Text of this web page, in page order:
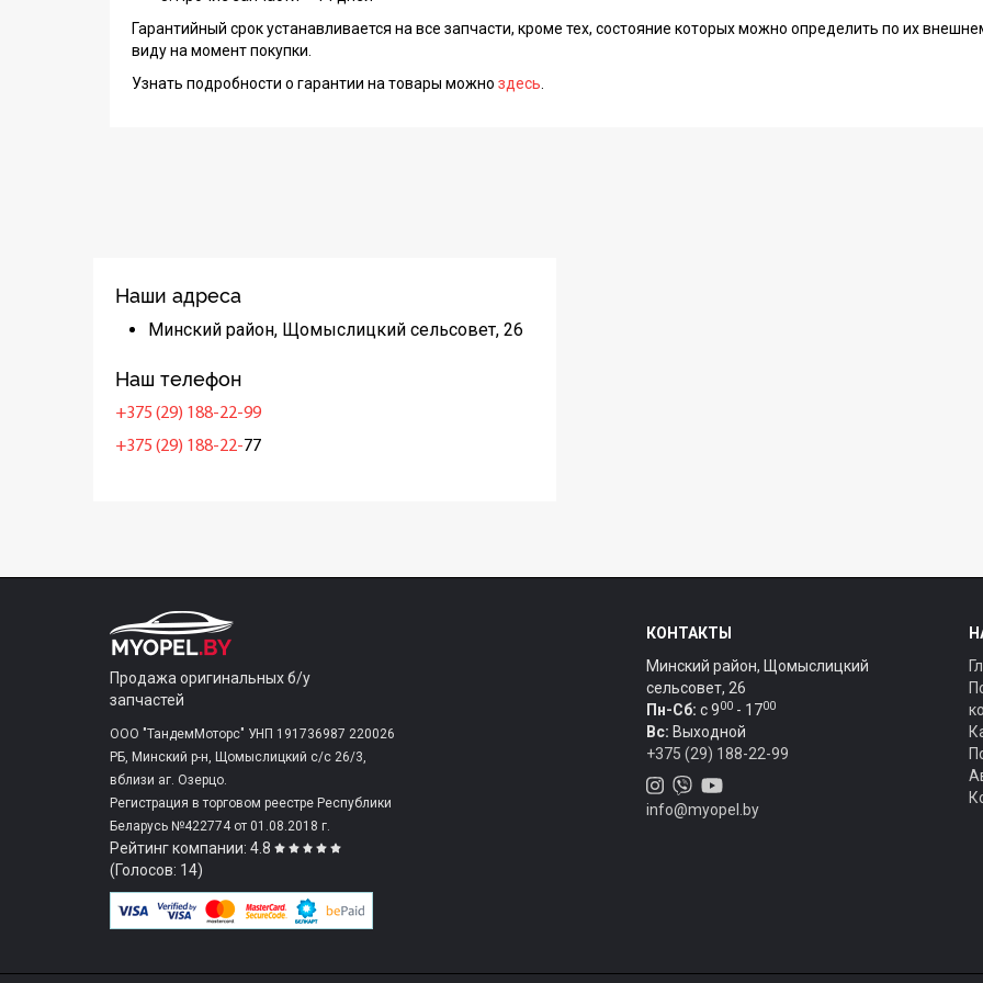
Гарантийный срок устанавливается на все запчасти, кроме тех, состояние которых можно определить по их
виду на момент покупки.
Узнать подробности о гарантии на товары можно здесь
Наши адреса
Минский район, Щомыслицкий сельсовет, 26
Наш телефон
+375 (29) 188-22-99
+375 (29) 188-22-77
Продажа оригинальных б/у
запчастей
ООО "ТандемМоторс" УНП 191736987 220026
РБ, Минский р-н, Щомыслицкий с/c 26/3,
вблизи аг. Озерцо.
Регистрация в торговом реестре Республики
Беларусь №422774 от 01.08.2018 г.
Рейтинг компании: 4.8
(Голосов: 14)
КОНТАКТЫ
Минский район, Щомыслицкий
сельсовет, 26
Пн-Сб: c 900 - 1700
Вс: Выходной
+375 (29) 188-22-99
info@myopel.by